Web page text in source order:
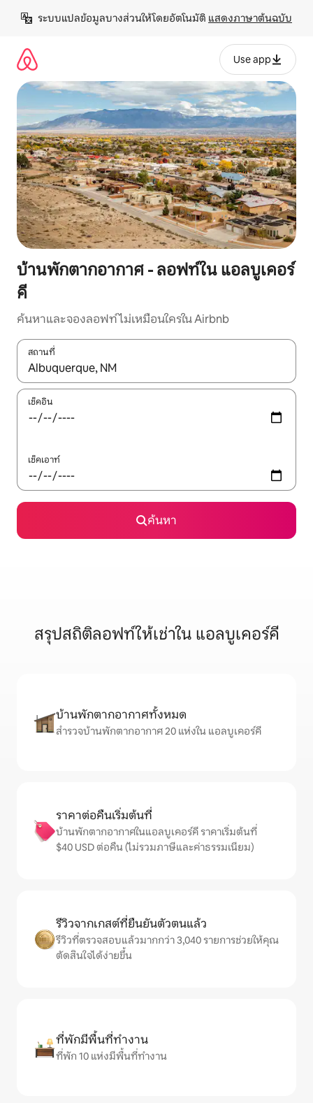
เนื้อหา
ระบบแปลข้อมูลบางส่วนให้โดยอัตโนมัติ แสดงภาษาต้นฉบับ
Use app
บ้านพักตากอากาศ - ลอฟท์ใน แอลบูเคอร์
คี
ค้นหาและจองลอฟท์ไม่เหมือนใครใน Airbnb
สถานที่
ใช้ลูกศรขึ้นลง หรือใช้การสัมผัสหรือปัด เพื่อสำรวจผลการค้นหา
เช็คอิน
เช็คเอาท์
ค้นหา
สรุปสถิติลอฟท์ให้เช่าใน แอลบูเคอร์คี
บ้านพักตากอากาศทั้งหมด
สำรวจบ้านพักตากอากาศ 20 แห่งใน แอลบูเคอร์คี
ราคาต่อคืนเริ่มต้นที่
บ้านพักตากอากาศในแอลบูเคอร์คี ราคาเริ่มต้นที่
$40 USD ต่อคืน (ไม่รวมภาษีและค่าธรรมเนียม)
รีวิวจากเกสต์ที่ยืนยันตัวตนแล้ว
รีวิวที่ตรวจสอบแล้วมากกว่า 3,040 รายการช่วยให้คุณ
ตัดสินใจได้ง่ายขึ้น
ที่พักมีพื้นที่ทำงาน
ที่พัก 10 แห่งมีพื้นที่ทำงาน